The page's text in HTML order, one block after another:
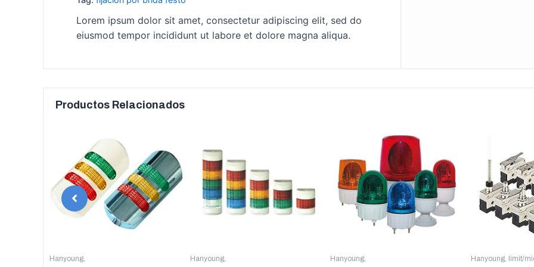
Lorem ipsum dolor sit amet, consectetur adipiscing elit, sed do
eiusmod tempor incididunt ut labore et dolore magna aliqua.
Productos Relacionados
Hanyoung,
Hanyoung,
Hanyoung,
Hanyoung, limit/